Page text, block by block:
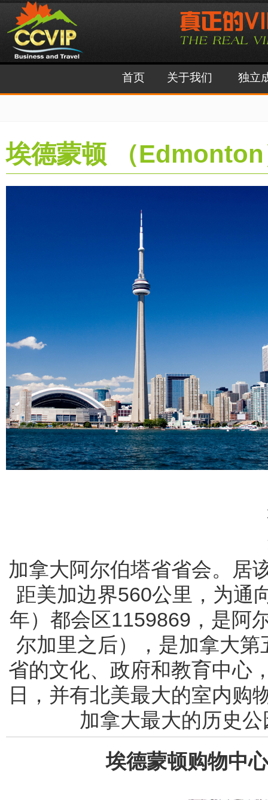
首页 关于我们 独立
埃德蒙顿 （
加拿大阿尔伯塔省省会。居
距美加边界560公里，为通
年）都会区1159869，是阿
尔加里之后），是加拿大
省的文化、政府和教育中心
日，并有北美最大的室内
加拿大最大的历史
埃德蒙顿购物中